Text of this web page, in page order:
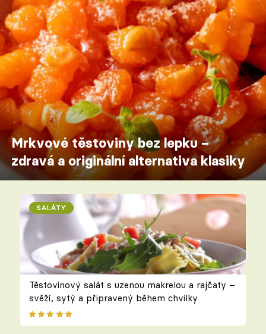
Mrkvové těstoviny bez lepku –
zdravá a originální alternativa klasiky
SALÁTY
Těstovinový salát s uzenou makrelou a rajčaty –
svěží, sytý a připravený během chvilky